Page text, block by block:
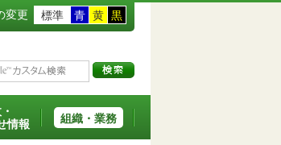
変更 標準 青 黄 黒
情報
組織・業務